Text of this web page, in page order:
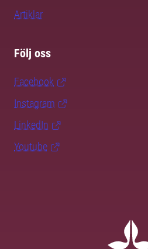
Artiklar
Följ oss
Facebook
Instagram
LinkedIn
Youtube